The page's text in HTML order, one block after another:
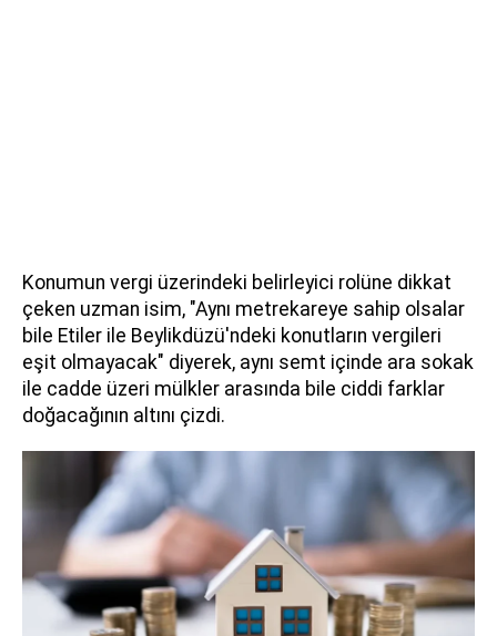
Konumun vergi üzerindeki belirleyici rolüne dikkat
çeken uzman isim, "Aynı metrekareye sahip olsalar
bile Etiler ile Beylikdüzü'ndeki konutların vergileri
eşit olmayacak" diyerek, aynı semt içinde ara sokak
ile cadde üzeri mülkler arasında bile ciddi farklar
doğacağının altını çizdi.